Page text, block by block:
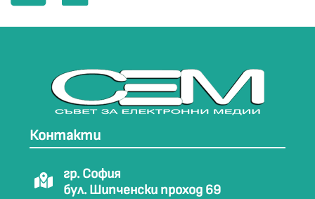
Контакти
гр. София
бул. Шипченски проход 69